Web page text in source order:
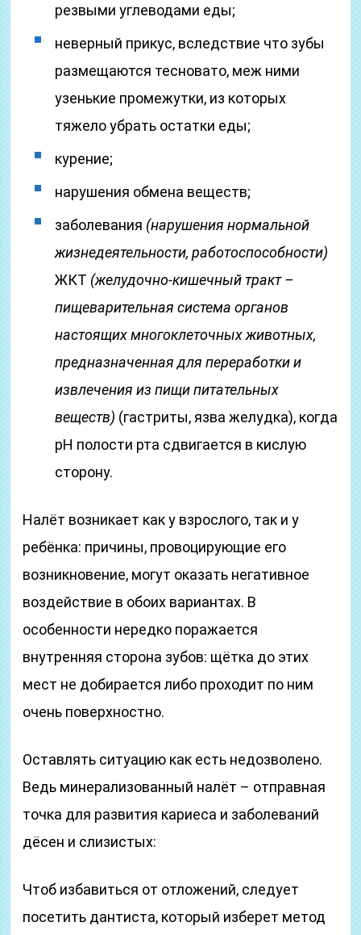
резвыми углеводами еды;
неверный прикус, вследствие что зубы
размещаются тесновато, меж ними
узенькие промежутки, из которых
тяжело убрать остатки еды;
курение;
нарушения обмена веществ;
заболевания (нарушения нормальной
жизнедеятельности, работоспособности)
ЖКТ (желудочно-кишечный тракт –
пищеварительная система органов
настоящих многоклеточных животных,
предназначенная для переработки и
извлечения из пищи питательных
веществ) (гастриты, язва желудка), когда
pH полости рта сдвигается в кислую
сторону.
Налёт возникает как у взрослого, так и у
ребёнка: причины, провоцирующие его
возникновение, могут оказать негативное
воздействие в обоих вариантах. В
особенности нередко поражается
внутренняя сторона зубов: щётка до этих
мест не добирается либо проходит по ним
очень поверхностно.
Оставлять ситуацию как есть недозволено.
Ведь минерализованный налёт – отправная
точка для развития кариеса и заболеваний
дёсен и слизистых:
Чтоб избавиться от отложений, следует
посетить дантиста, который изберет метод